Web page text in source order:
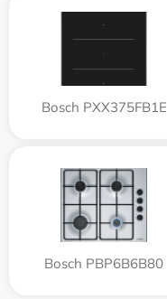
Bosch PXX375FB1E
Bosch PBP6B6B80